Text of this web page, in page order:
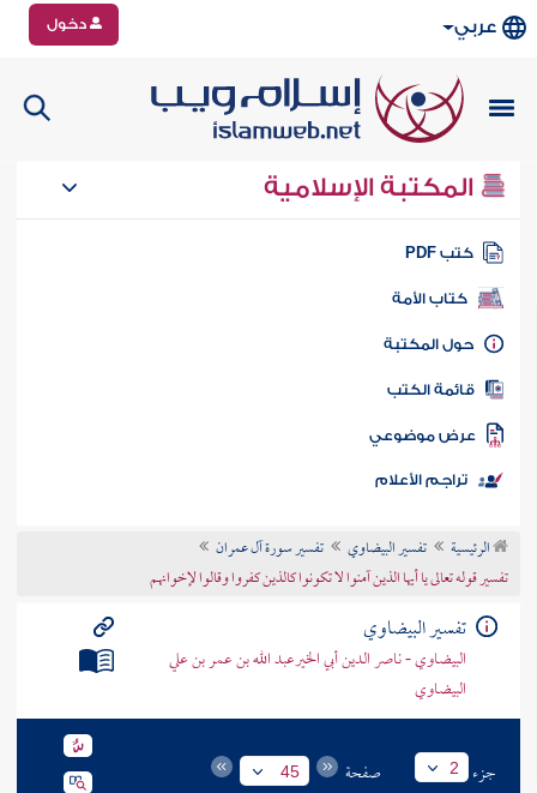
عربي دخول
المكتبة الإسلامية
كتب PDF
كتاب الأمة
المكتبة
الكتب
موضوعي
تراجم الأعلام
الرئيسية تفسير البيضاوي
تفسير سورة آل عمران
تفسير قوله تعالى يا أيها الذين آمنوا لا تكونوا كالذين كفروا وقالوا لإخوانهم
تفسير البيضاوي
البيضاوي - ناصر الدين أبي الخيرعبد الله بن عمر بن علي
البيضاوي
جزء 2 صفحة 45